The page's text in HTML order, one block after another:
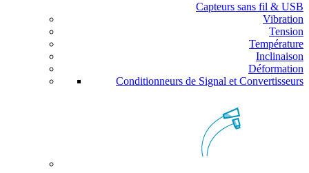
Capteurs sans fil & USB
Vibration
Tension
Température
Inclinaison
Déformation
Conditionneurs de Signal et Convertisseurs